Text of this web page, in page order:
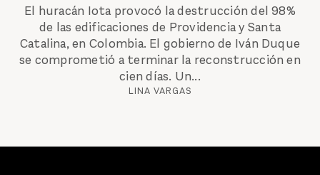
El huracán Iota provocó la destrucción del 98%
de las edificaciones de Providencia y Santa
Catalina, en Colombia. El gobierno de Iván Duque
se comprometió a terminar la reconstrucción en
cien días. Un...
LINA VARGAS